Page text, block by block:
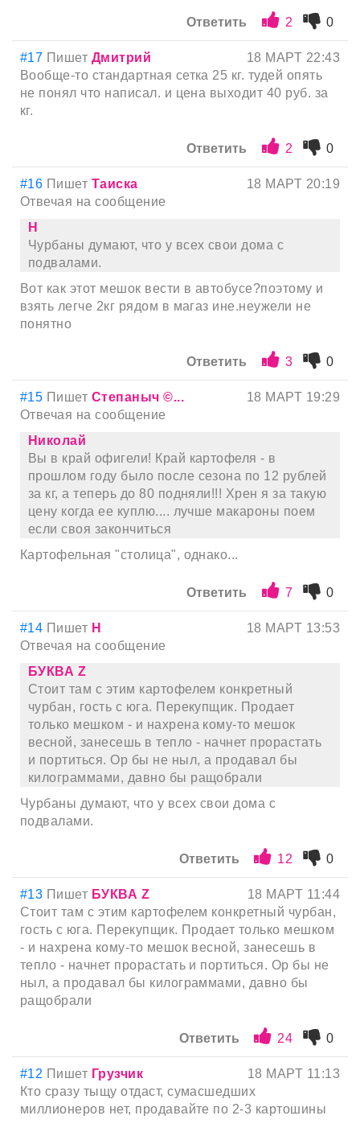
Ответить 2 0
#17 Пишет Дмитрий
18 МАРТ 22:43
Вообще-то стандартная сетка 25 кг. тудей опять
не понял что написал. и цена выходит 40 руб. за
кг.
Ответить 2 0
#16 Пишет Таиска
18 МАРТ 20:19
Отвечая на сообщение
Н
Чурбаны думают, что у всех свои дома с
подвалами.
Вот как этот мешок вести в автобусе?поэтому и
взять легче 2кг рядом в магаз ине.неужели не
понятно
Ответить 3 0
#15 Пишет Степаныч ©...
18 МАРТ 19:29
Отвечая на сообщение
Николай
Вы в край офигели! Край картофеля - в
прошлом году было после сезона по 12 рублей
за кг, а теперь до 80 подняли!!! Хрен я за такую
цену когда ее куплю.... лучше макароны поем
если своя закончиться
Картофельная "столица", однако...
Ответить 7 0
#14 Пишет Н
18 МАРТ 13:53
Отвечая на сообщение
БУКВА Z
Стоит там с этим картофелем конкретный
чурбан, гость с юга. Перекупщик. Продает
только мешком - и нахрена кому-то мешок
весной, занесешь в тепло - начнет прорастать
и портиться. Ор бы не ныл, а продавал бы
килограммами, давно бы ращобрали
Чурбаны думают, что у всех свои дома с
подвалами.
Ответить 12 0
#13 Пишет БУКВА Z
18 МАРТ 11:44
Стоит там с этим картофелем конкретный чурбан,
гость с юга. Перекупщик. Продает только мешком
- и нахрена кому-то мешок весной, занесешь в
тепло - начнет прорастать и портиться. Ор бы не
ныл, а продавал бы килограммами, давно бы
ращобрали
Ответить 24 0
#12 Пишет Грузчик
18 МАРТ 11:13
Кто сразу тыщу отдаст, сумасшедших
миллионеров нет, продавайте по 2-3 картошины